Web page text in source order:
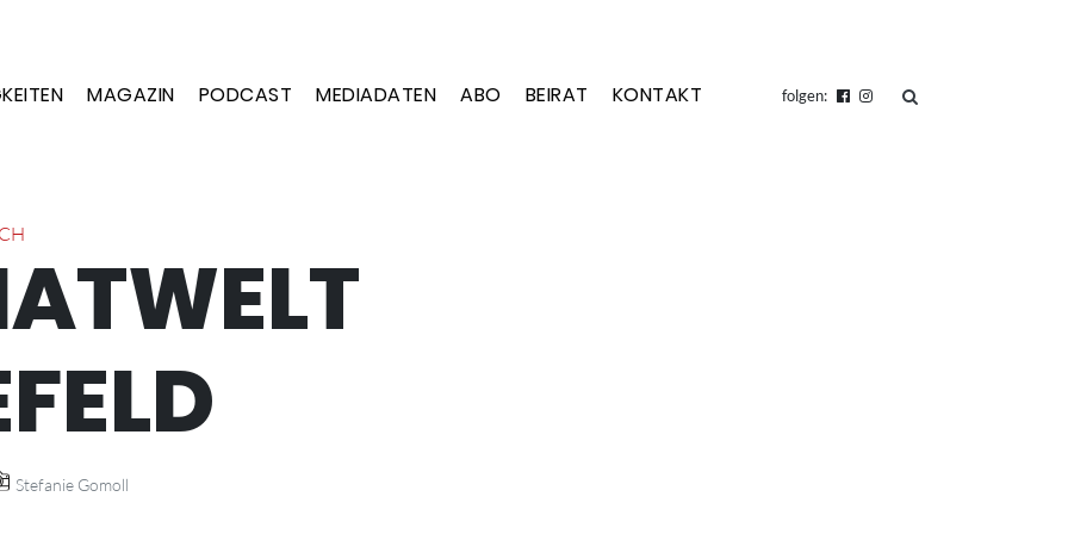
MAGAZIN PODCAST MEDIADATEN ABO BEIRAT KONTAKT folgen: suchen
Stefanie Gomoll